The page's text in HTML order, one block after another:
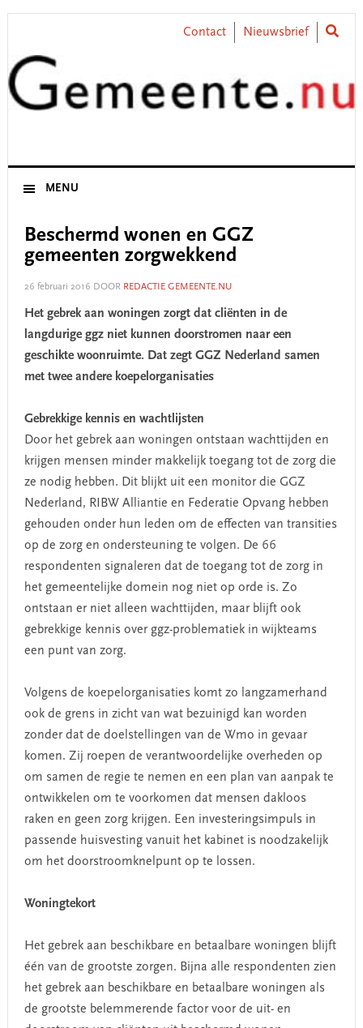
Skip
primary
navigation
Skip
content
Skip
primary
sidebar
Skip
footer
Contact Nieuwsbrief
MENU
Beschermd wonen en GGZ
gemeenten zorgwekkend
26 februari 2016 DOOR REDACTIE GEMEENTE.NU
Het gebrek aan woningen zorgt dat cliënten in de
langdurige ggz niet kunnen doorstromen naar een
geschikte woonruimte. Dat zegt GGZ Nederland samen
met twee andere koepelorganisaties
Gebrekkige kennis en wachtlijsten
Door het gebrek aan woningen ontstaan wachttijden en
krijgen mensen minder makkelijk toegang tot de zorg die
ze nodig hebben. Dit blijkt uit een monitor die GGZ
Nederland, RIBW Alliantie en Federatie Opvang hebben
gehouden onder hun leden om de effecten van transities
op de zorg en ondersteuning te volgen. De 66
respondenten signaleren dat de toegang tot de zorg in
het gemeentelijke domein nog niet op orde is. Zo
ontstaan er niet alleen wachttijden, maar blijft ook
gebrekkige kennis over ggz-problematiek in wijkteams
een punt van zorg.
Volgens de koepelorganisaties komt zo langzamerhand
ook de grens in zicht van wat bezuinigd kan worden
zonder dat de doelstellingen van de Wmo in gevaar
komen. Zij roepen de verantwoordelijke overheden op
om samen de regie te nemen en een plan van aanpak te
ontwikkelen om te voorkomen dat mensen dakloos
raken en geen zorg krijgen. Een investeringsimpuls in
passende huisvesting vanuit het kabinet is noodzakelijk
om het doorstroomknelpunt op te lossen.
Woningtekort
Het gebrek aan beschikbare en betaalbare woningen blijft
één van de grootste zorgen. Bijna alle respondenten zien
het gebrek aan beschikbare en betaalbare woningen als
de grootste belemmerende factor voor de uit- en